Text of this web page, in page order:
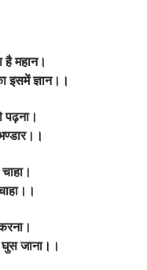
है महान।
इसमें ज्ञान।।
पढ़ना।
घुस जाना।।